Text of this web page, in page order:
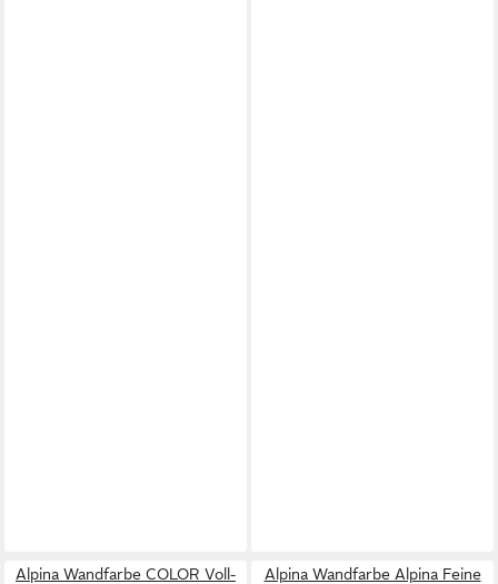
Alpina Wandfarbe COLOR Voll-
Alpina Wandfarbe Alpina Feine